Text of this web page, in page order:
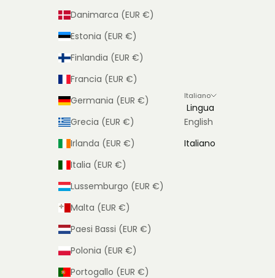
Danimarca (EUR €)
Estonia (EUR €)
Finlandia (EUR €)
Francia (EUR €)
Germania (EUR €)
Grecia (EUR €)
Irlanda (EUR €)
Italia (EUR €)
Lussemburgo (EUR €)
Malta (EUR €)
Paesi Bassi (EUR €)
Polonia (EUR €)
Portogallo (EUR €)
Italiano
Lingua
English
Italiano